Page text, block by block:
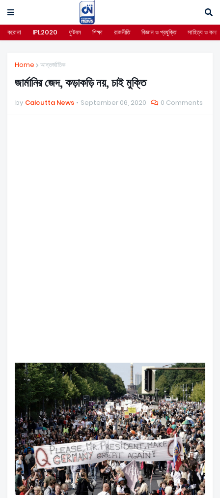
করোনা IPL2020 ফুটবল শিক্ষা রাজনীতি বিজ্ঞান ও প্রযুক্তি সাহিত্য ও কলা
Home আন্তর্জাতিক
জার্মানির জেদ, কড়াকড়ি নয়, চাই মুক্তি
by Calcutta News September 06, 2020 0 Comments